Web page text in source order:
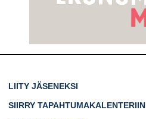
LIITY JÄSENEKSI
SIIRRY TAPAHTUMAKALENTERIIN